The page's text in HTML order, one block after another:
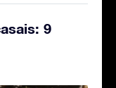
9